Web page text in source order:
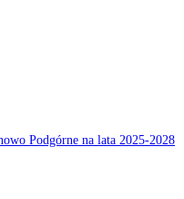
Podgórne na lata 2025-2028